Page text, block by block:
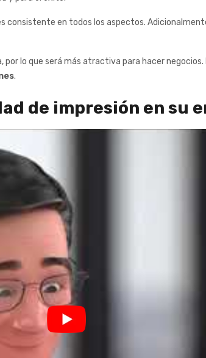
consistente en todos los aspectos.
lo que será más atractiva para hacer negocios.
.
de impresión en su